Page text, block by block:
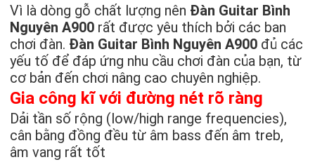
Vì là dòng gỗ chất lượng nên Đàn Guitar Bình
Nguyên A900 rất được yêu thích bởi các ban
chơi đàn. Đàn Guitar Bình Nguyên A900 đủ các
yếu tố để đáp ứng nhu cầu chơi đàn của bạn, từ
cơ bản đến chơi nâng cao chuyên nghiệp.
Gia công kĩ với đường nét rõ ràng
Dải tần số rộng (low/high range frequencies),
cân bằng đồng đều từ âm bass đến âm treb,
âm vang rất tốt